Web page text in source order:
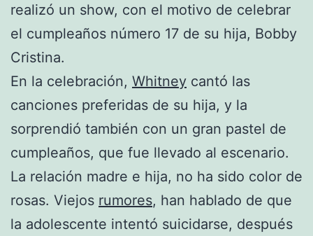
realizó un show, con el motivo de celebrar
el cumpleaños número 17 de su hija, Bobby
Cristina.
En la celebración, Whitney cantó las
canciones preferidas de su hija, y la
sorprendió también con un gran pastel de
cumpleaños, que fue llevado al escenario.
La relación madre e hija, no ha sido color de
rosas. Viejos rumores, han hablado de que
la adolescente intentó suicidarse, después